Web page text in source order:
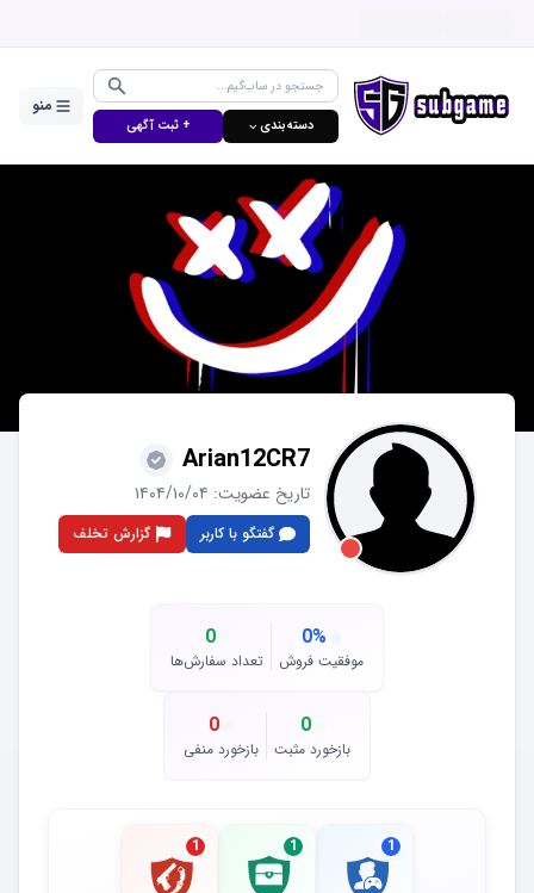
دسته‌بندی ⌵ + ثبت آگهی
منو
Arian12CR7
تاریخ عضویت: ۱۴۰۴/۱۰/۰۴
گفتگو با کاربر گزارش تخلف
0%
موفقیت فروش
0
تعداد سفارش‌ها
0
بازخورد مثبت
0
بازخورد منفی
1
1
1